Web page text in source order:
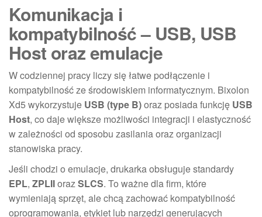
Komunikacja i
kompatybilność – USB, USB
Host oraz emulacje
W codziennej pracy liczy się łatwe podłączenie i
kompatybilność ze środowiskiem informatycznym. Bixolon
Xd5 wykorzystuje USB (type B)oraz posiada funkcję USB
Host, co daje większe możliwości integracji i elastyczność
w zależności od sposobu zasilania oraz organizacji
stanowiska pracy.
Jeśli chodzi o emulacje, drukarka obsługuje standardy
EPL, ZPLIIorazSLCS. To ważne dla firm, które
wymieniają sprzęt, ale chcą zachować kompatybilność
oprogramowania, etykiet lub narzędzi generujących